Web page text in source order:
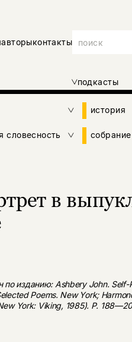
авторыконтакты
подкасты
история
словесность
в
по изданию: Ashbery John. Self-
Poems. New York;
York: Viking, 1985). P.